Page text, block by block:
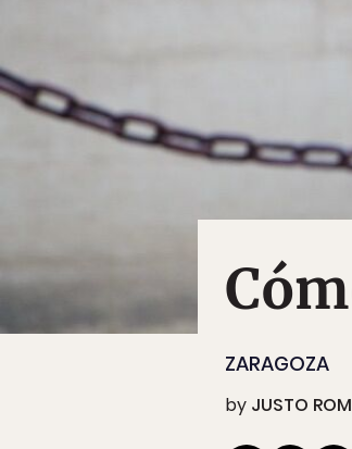
ZARAGOZA
by JUSTO